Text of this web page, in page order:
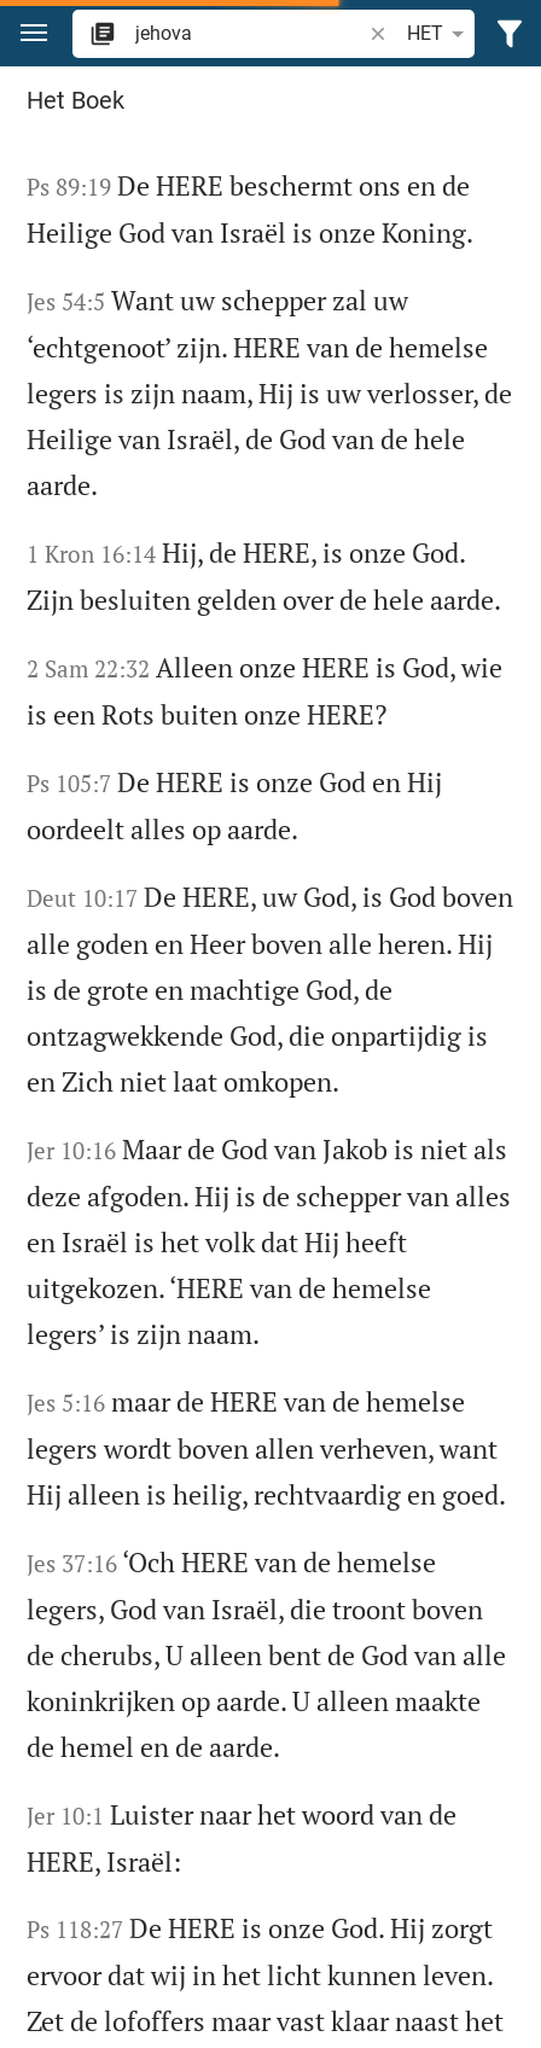
Spring naar inhoud
Zoek Bijbelvers of
HET
Zoek "jehova" in de Bijbel
Het Boek
Ps 89:19 De HERE beschermt ons en de
Heilige God van Israël is onze Koning.
Jes 54:5 Want uw schepper zal uw
‘echtgenoot’ zijn. HERE van de hemelse
legers is zijn naam, Hij is uw verlosser, de
Heilige van Israël, de God van de hele
aarde.
1 Kron 16:14 Hij, de HERE, is onze God.
Zijn besluiten gelden over de hele aarde.
2 Sam 22:32 Alleen onze HERE is God, wie
is een Rots buiten onze HERE?
Ps 105:7 De HERE is onze God en Hij
oordeelt alles op aarde.
Deut 10:17 De HERE, uw God, is God boven
alle goden en Heer boven alle heren. Hij
is de grote en machtige God, de
ontzagwekkende God, die onpartijdig is
en Zich niet laat omkopen.
Jer 10:16 Maar de God van Jakob is niet als
deze afgoden. Hij is de schepper van alles
en Israël is het volk dat Hij heeft
uitgekozen. ‘HERE van de hemelse
legers’ is zijn naam.
Jes 5:16 maar de HERE van de hemelse
legers wordt boven allen verheven, want
Hij alleen is heilig, rechtvaardig en goed.
Jes 37:16 ‘Och HERE van de hemelse
legers, God van Israël, die troont boven
de cherubs, U alleen bent de God van alle
koninkrijken op aarde. U alleen maakte
de hemel en de aarde.
Jer 10:1 Luister naar het woord van de
HERE, Israël:
Ps 118:27 De HERE is onze God. Hij zorgt
ervoor dat wij in het licht kunnen leven.
Zet de lofoffers maar vast klaar naast het